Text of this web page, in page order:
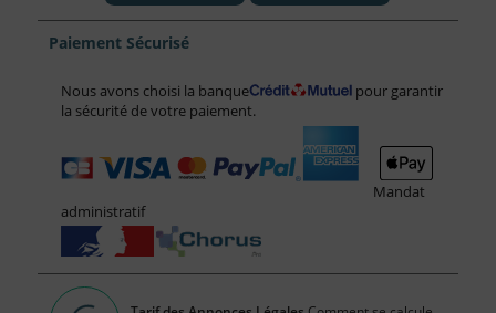
Paiement Sécurisé
Nous avons choisi la banque
pour garantir
la sécurité de votre paiement.
Mandat
administratif